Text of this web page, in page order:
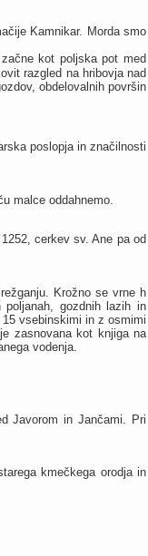
Kamnikar. Morda smo
kot poljska pot med
razgled na hribovja nad
obdelovalnih površin
poslopja in značilnosti
malce oddahnemo.
cerkev sv. Ane pa od
Krožno se vrne h
gozdnih lazih in
vsebinskimi in z osmimi
zasnovana kot knjiga na
vodenja.
Javorom in Jančami. Pri
kmečkega orodja in